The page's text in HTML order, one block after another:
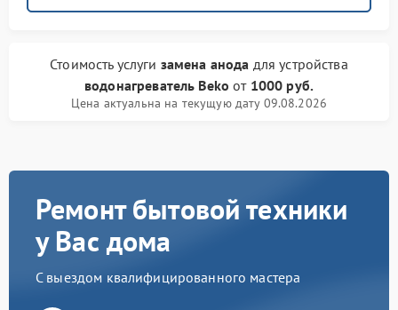
Стоимость услуги замена анода для устройства
водонагреватель Beko от 1000 руб.
Цена актуальна на текущую дату 09.08.2026
Ремонт бытовой техники
у Вас дома
С выездом квалифицированного мастера